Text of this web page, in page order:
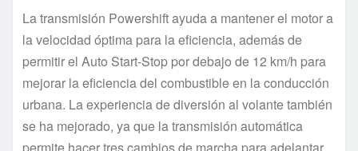
La transmisión Powershift ayuda a mantener el motor a
la velocidad óptima para la eficiencia, además de
permitir el Auto Start-Stop por debajo de 12 km/h para
mejorar la eficiencia del combustible en la conducción
urbana. La experiencia de diversión al volante también
se ha mejorado, ya que la transmisión automática
permite hacer tres cambios de marcha para adelantar